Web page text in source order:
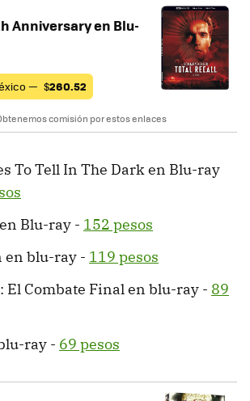
Anniversary en Blu-
— $260.52
comisión por estos enlaces
To Tell In The Dark en Blu-ray
Blu-ray - 152 pesos
en blu-ray - 119 pesos
El Combate Final en blu-ray - 89
ray - 69 pesos